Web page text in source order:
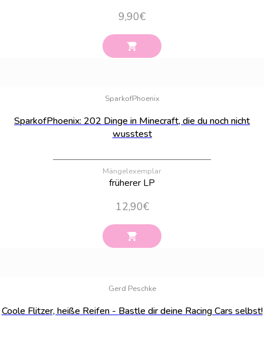
9,90€
SparkofPhoenix
SparkofPhoenix: 202 Dinge in Minecraft, die du noch nicht
wusstest
Mängelexemplar
früherer LP
12,90€
Gerd Peschke
Coole Flitzer, heiße Reifen - Bastle dir deine Racing Cars selbst!